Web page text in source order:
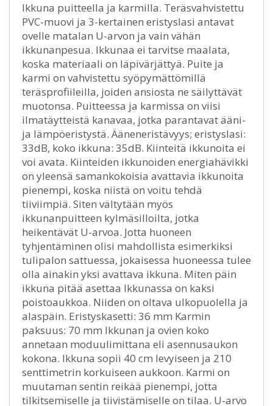
Ikkuna puitteella ja karmilla. Teräsvahvistettu
PVC-muovi ja 3-kertainen eristyslasi antavat
ovelle matalan U-arvon ja vain vähän
ikkunanpesua. Ikkunaa ei tarvitse maalata,
koska materiaali on läpivärjättyä. Puite ja
karmi on vahvistettu syöpymättömillä
teräsprofiileilla, joiden ansiosta ne säilyttävät
muotonsa. Puitteessa ja karmissa on viisi
ilmatäytteistä kanavaa, jotka parantavat ääni-
ja lämpöeristystä. Ääneneristävyys; eristyslasi:
33dB, koko ikkuna: 35dB. Kiinteitä ikkunoita ei
voi avata. Kiinteiden ikkunoiden energiahävikki
on yleensä samankokoisia avattavia ikkunoita
pienempi, koska niistä on voitu tehdä
tiiviimpiä. Siten vältytään myös
ikkunanpuitteen kylmäsilloilta, jotka
heikentävät U-arvoa. Jotta huoneen
tyhjentäminen olisi mahdollista esimerkiksi
tulipalon sattuessa, jokaisessa huoneessa tulee
olla ainakin yksi avattava ikkuna. Miten päin
ikkuna pitää asettaa Ikkunassa on kaksi
poistoaukkoa. Niiden on oltava ulkopuolella ja
alaspäin. Eristyskasetti: 36 mm Karmin
paksuus: 70 mm Ikkunan ja ovien koko
annetaan moduulimittana eli asennusaukon
kokona. Ikkuna sopii 40 cm levyiseen ja 210
senttimetrin korkuiseen aukkoon. Karmi on
muutaman sentin reikää pienempi, jotta
tilkitsemiselle ja tiivistämiselle on tilaa. U-arvo